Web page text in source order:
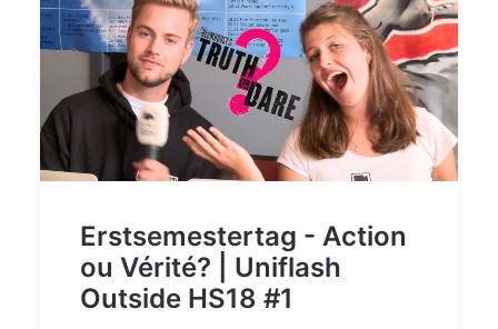
Erstsemestertag - Action
ou Vérité? | Uniflash
Outside HS18 #1